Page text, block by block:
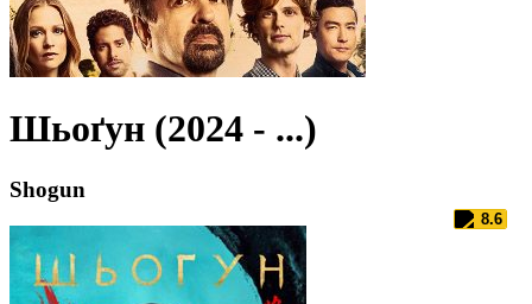
Шьоґун (2024 - ...)
Shogun
8.6